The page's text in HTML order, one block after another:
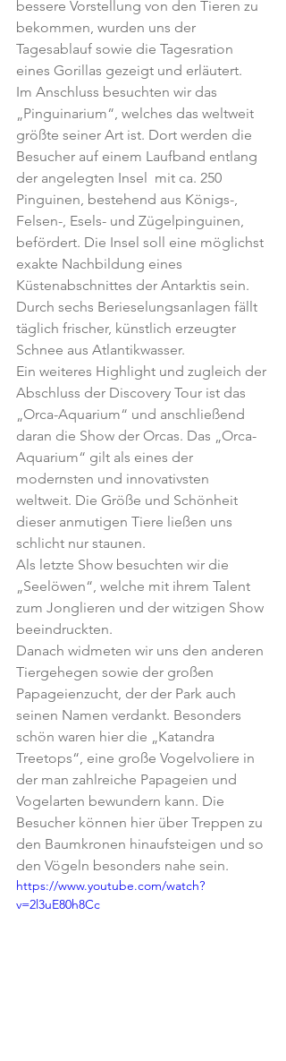
bessere Vorstellung von den Tieren zu
bekommen, wurden uns der
Tagesablauf sowie die Tagesration
eines Gorillas gezeigt und erläutert.
Im Anschluss besuchten wir das
„Pinguinarium“, welches das weltweit
größte seiner Art ist. Dort werden die
Besucher auf einem Laufband entlang
der angelegten Insel  mit ca. 250
Pinguinen, bestehend aus Königs-,
Felsen-, Esels- und Zügelpinguinen,
befördert. Die Insel soll eine möglichst
exakte Nachbildung eines
Küstenabschnittes der Antarktis sein.
Durch sechs Berieselungsanlagen fällt
täglich frischer, künstlich erzeugter
Schnee aus Atlantikwasser.
Ein weiteres Highlight und zugleich der
Abschluss der Discovery Tour ist das
„Orca-Aquarium“ und anschließend
daran die Show der Orcas. Das „Orca-
Aquarium“ gilt als eines der
modernsten und innovativsten
weltweit. Die Größe und Schönheit
dieser anmutigen Tiere ließen uns
schlicht nur staunen.
Als letzte Show besuchten wir die
„Seelöwen“, welche mit ihrem Talent
zum Jonglieren und der witzigen Show
beeindruckten.
Danach widmeten wir uns den anderen
Tiergehegen sowie der großen
Papageienzucht, der der Park auch
seinen Namen verdankt. Besonders
schön waren hier die „Katandra
Treetops“, eine große Vogelvoliere in
der man zahlreiche Papageien und
Vogelarten bewundern kann. Die
Besucher können hier über Treppen zu
den Baumkronen hinaufsteigen und so
den Vögeln besonders nahe sein.
https://www.youtube.com/watch?
v=2l3uE80h8Cc